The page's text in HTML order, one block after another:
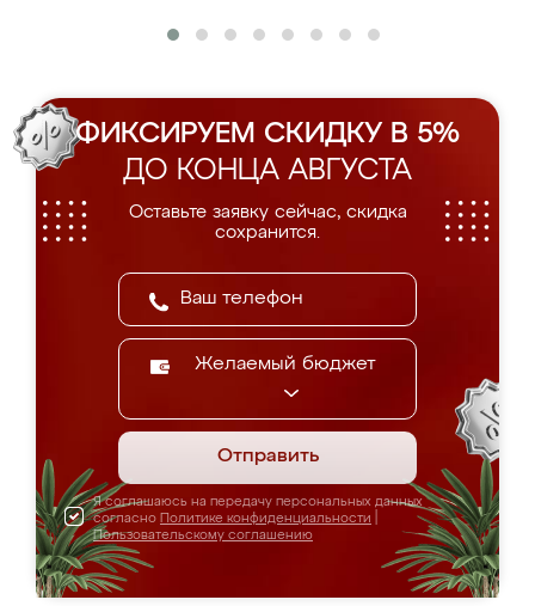
ФИКСИРУЕМ СКИДКУ В 5%
ДО КОНЦА АВГУСТА
Оставьте заявку сейчас, скидка
сохранится.
Желаемый бюджет
Отправить
Я соглашаюсь на передачу персональных данных
согласно Политике конфиденциальности
Пользовательскому соглашению